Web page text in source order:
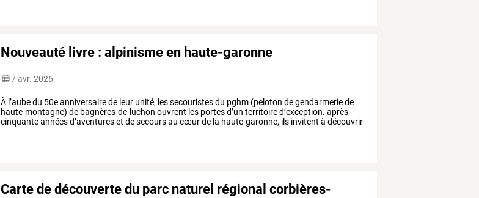
Nouveauté livre : alpinisme en haute-garonne
7 avr. 2026
À l’aubedu 50eanniversairede leur unité, lessecouristesdu pghm (peloton degendarmeriede
haute-montagne) de bagnères-de-luchon ouvrent les portesd’un territoired’exception. après
cinquanteannéesd’aventureset desecoursau cœurde la haute-garonne, ils invitent à découvrir
Carte de découverte du parc naturel régional corbières-